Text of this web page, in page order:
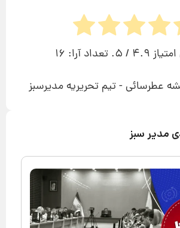
4.9 / 5. تعداد آرا:
16
عطرسائی - تیم تحریریه مدیرسبز
مدیر سبز